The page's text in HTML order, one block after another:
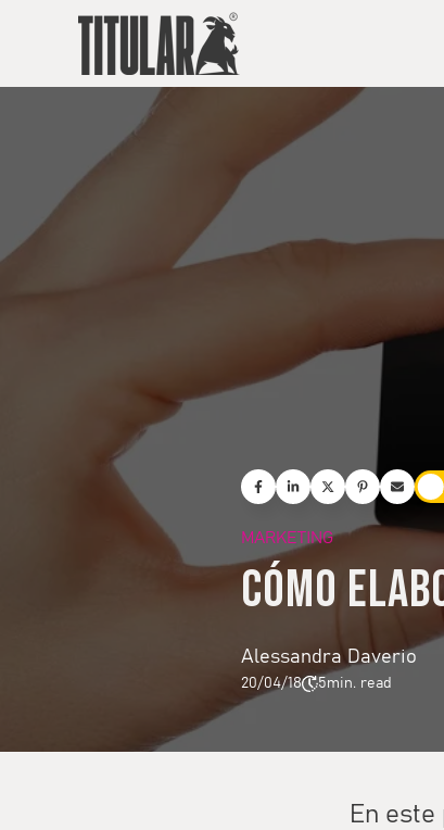
MARKETING
Cómo
Alessandra Daverio
20/04/18 5min. read
En